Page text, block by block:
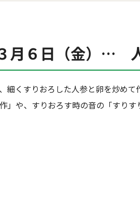
月６日（金）…
細くすりおろした人参と卵を炒め
」や、すりおろす時の音の「すりす